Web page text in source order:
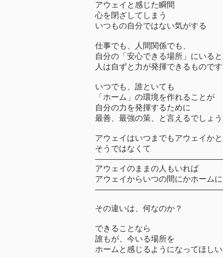
アウェイと感じた瞬間
心を閉ざしてしまう
いつもの自分ではない気がする
仕事でも、人間関係でも、
自分の「安心できる場所」にいると
人は自ずと力が発揮できるもので
いつでも、誰といても
「ホーム」の環境を作れることが
自分の力を発揮するために
最善、最強の策、と言えるでしょう
アウェイはいつまでもアウェイか
そうではなくて
アウェイのままの人もいれば
アウェイからいつの間にかホーム
その違いは、何なのか？
できることなら
誰もが、今いる場所を
ホームと感じるようになってほしい